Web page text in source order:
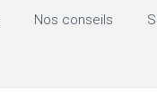
Nos conseils